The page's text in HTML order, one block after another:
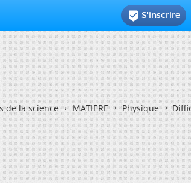
 S'inscrire
de la science MATIERE Physique